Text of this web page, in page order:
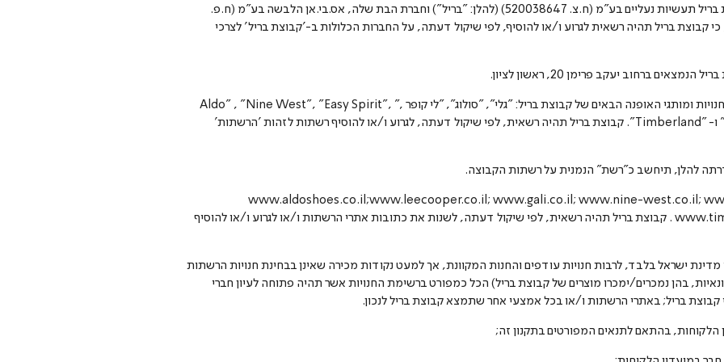
1.2 "קבוצת בריל", לצרכי המועדון - חברת בריל תעשיות נעליים בע"מ (ח.צ. 520038647) (להלן: "בריל") וחברת הבת שלה, אס.בי.אן הלבשה בע"מ (ח.פ.
מובהר, כי קבוצת בריל תהיה רשאית לגרוע ו/או להוסיף, לפי שיקול דעתה, על החברות הכלולות ב-'קבוצת בריל' לצרכי
1.4 "הרשתות", לצרכי המועדון - רשתות חנויות ומותגי האופנה הבאים של קבוצת בריל: "גלי", "סולוג", "לי קופר ," Aldo" , "Nine West", "Easy Spirit",
"Showoff", "כל נעל סנטר", "Nautica" ו- "Timberland". קבוצת בריל תהיה רשאית, לפי שיקול דעתה, לגרוע ו/או להוסיף רשתות לזהות 'הרשתות'
להלן, תיחשב כ"רשת" הנמנית על רשתות הקבוצה.
;www.leecooper.co.il; www.gali.co.il; www.nine-west.co.il;
www.timberland.co.il: /; www.stepin.co.il . קבוצת בריל תהיה רשאית, לפי שיקול דעתה, לשנות את כתובות אתרי הרשתות ו/או לגרוע ו/או להוסיף
מדינת ישראל בלבד, לרבות חנויות עודפים והחנות המקוונת, אך למעט נקודות מכירה שאינן בבחינת חנויות הרשתות
בהן נמכרים/ימכרו מוצרים של קבוצת בריל) הכל כמפורט ברשימת החנויות אשר תהיה פתוחה לעיון חברי
בריל; באתרי הרשתות ו/או בכל אמצעי אחר שתמצא קבוצת בריל לנכון.